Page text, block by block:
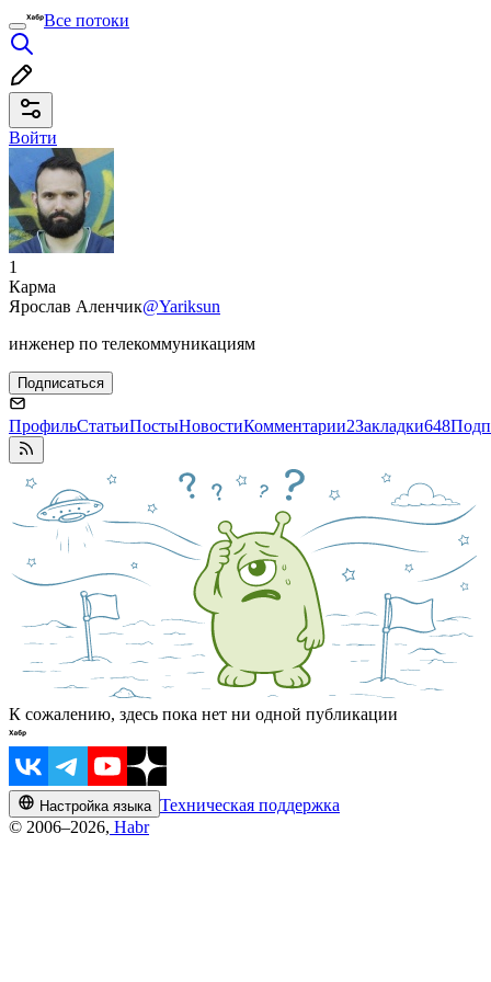
Все потоки
Войти
1
Карма
Ярослав Аленчик@Yariksun
инженер по телекоммуникациям
Подписаться
ПрофильСтатьиПостыНовостиКомментарии2Закладки648
К сожалению, здесь пока нет ни одной публикации
Настройка языка Техническая поддержка
© 2006–2026, Habr